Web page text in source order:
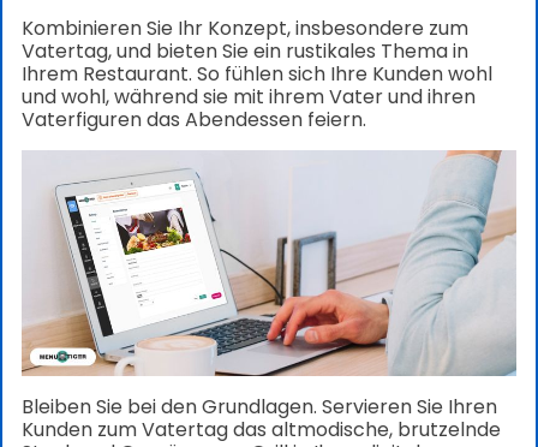
Kombinieren Sie Ihr Konzept, insbesondere zum
Vatertag, und bieten Sie ein rustikales Thema in
Ihrem Restaurant. So fühlen sich Ihre Kunden wohl
und wohl, während sie mit ihrem Vater und ihren
Vaterfiguren das Abendessen feiern.
Bleiben Sie bei den Grundlagen. Servieren Sie Ihren
Kunden zum Vatertag das altmodische, brutzelnde